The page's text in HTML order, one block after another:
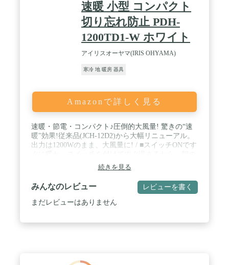
速暖 小型 コンパクト
切り忘れ防止 PDH-
1200TD1-W ホワイト
アイリスオーヤマ(IRIS OHYAMA)
寒冷 地 暖房 器具
Amazonで詳しく見る
速暖・節電・コンパクト♪圧倒的大風量! 驚きの“速
暖"効果!従来品(JCH-12D2)から大幅リニューアル。
出力は1200Wのまま、大風量に! / ■スイッチONです
リビングや寒い寝室もすぐに暖か&快適に♪コンパク
トタイプで移動もラクラク。脱衣所、キッチン、ト
イレ、オフィスなど、様々なシーンで活躍します。
/ ■人感センサー搭載で消し忘れの心配なし。人感セ
ンサー付きで、人がいない間は運転を停止するの
続きを見る
みんなのレビュー レビューを書く
まだレビューはありません